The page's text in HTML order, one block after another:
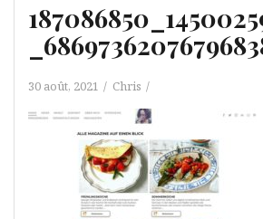
30 août, 2021 Chris